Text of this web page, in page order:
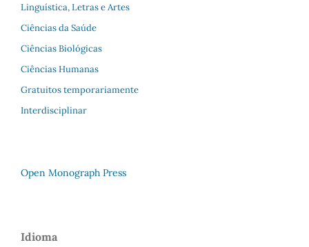
Linguística, Letras e Artes
Ciências da Saúde
Ciências Biológicas
Ciências Humanas
Gratuitos temporariamente
Interdisciplinar
Open Monograph Press
Idioma